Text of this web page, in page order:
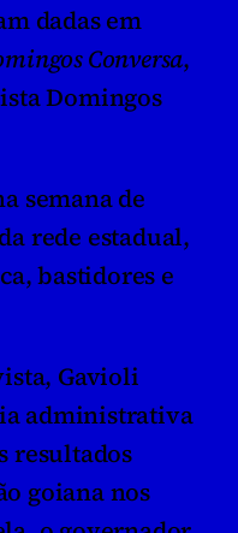
dadas em
Conversa,
Domingos
semana de
rede estadual,
bastidores e
Gavioli
administrativa
resultados
goiana nos